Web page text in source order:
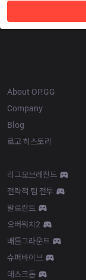
About OP.GG
Company
Blog
로고 히스토리
리그오브레전드
전략적 팀 전투
발로란트
오버워치2
배틀그라운드
슈퍼바이브
데스크톱